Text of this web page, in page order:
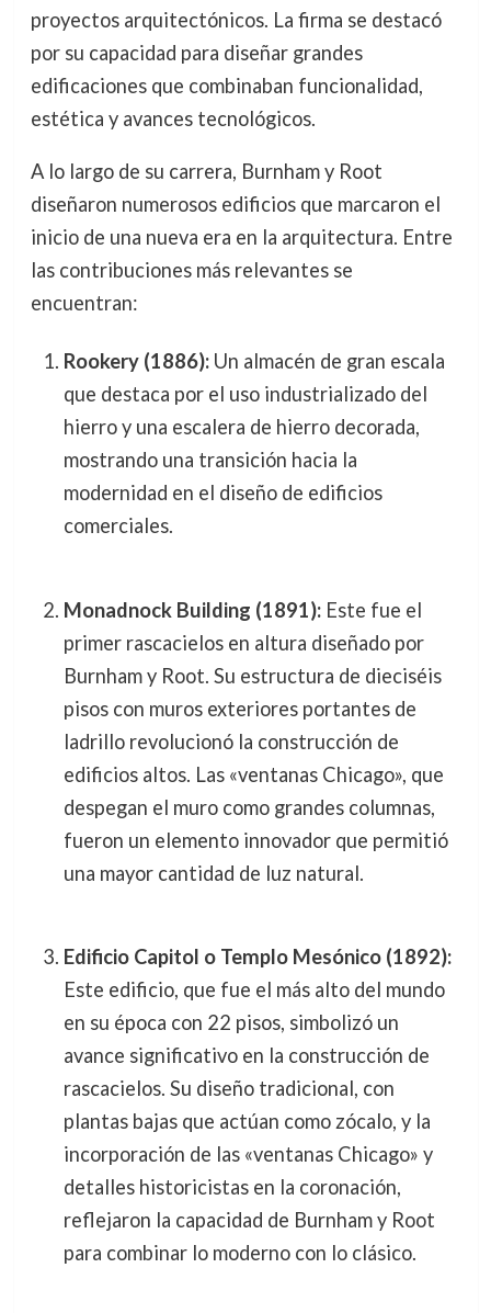
proyectos arquitectónicos. La firma se destacó
por su capacidad para diseñar grandes
edificaciones que combinaban funcionalidad,
estética y avances tecnológicos.
A lo largo de su carrera, Burnham y Root
diseñaron numerosos edificios que marcaron el
inicio de una nueva era en la arquitectura. Entre
las contribuciones más relevantes se
encuentran:
Rookery (1886):Un almacén de gran escala
que destaca por el uso industrializado del
hierro y una escalera de hierro decorada,
mostrando una transición hacia la
modernidad en el diseño de edificios
comerciales.
Monadnock Building (1891):Este fue el
primer rascacielos en altura diseñado por
Burnham y Root. Su estructura de dieciséis
pisos con muros exteriores portantes de
ladrillo revolucionó la construcción de
edificios altos. Las «ventanas Chicago», que
despegan el muro como grandes columnas,
fueron un elemento innovador que permitió
una mayor cantidad de luz natural.
Edificio Capitol o Templo Mesónico (1892):
Este edificio, que fue el más alto del mundo
en su época con 22 pisos, simbolizó un
avance significativo en la construcción de
rascacielos. Su diseño tradicional, con
plantas bajas que actúan como zócalo, y la
incorporación de las «ventanas Chicago» y
detalles historicistas en la coronación,
reflejaron la capacidad de Burnham y Root
para combinar lo moderno con lo clásico.